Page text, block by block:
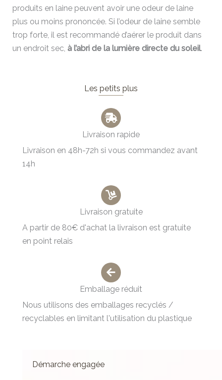
produits en laine peuvent avoir une odeur de laine
plus ou moins prononcée. Si l’odeur de laine semble
trop forte, il est recommandé d’aérer le produit dans
un endroit sec, à l’abri de la lumière directe du soleil.
Les petits plus
Livraison rapide
Livraison en 48h-72h si vous commandez avant
14h
Livraison gratuite
A partir de 80€ d'achat la livraison est gratuite
en point relais
Emballage réduit
Nous utilisons des emballages recyclés /
recyclables en limitant l'utilisation du plastique
Démarche engagée